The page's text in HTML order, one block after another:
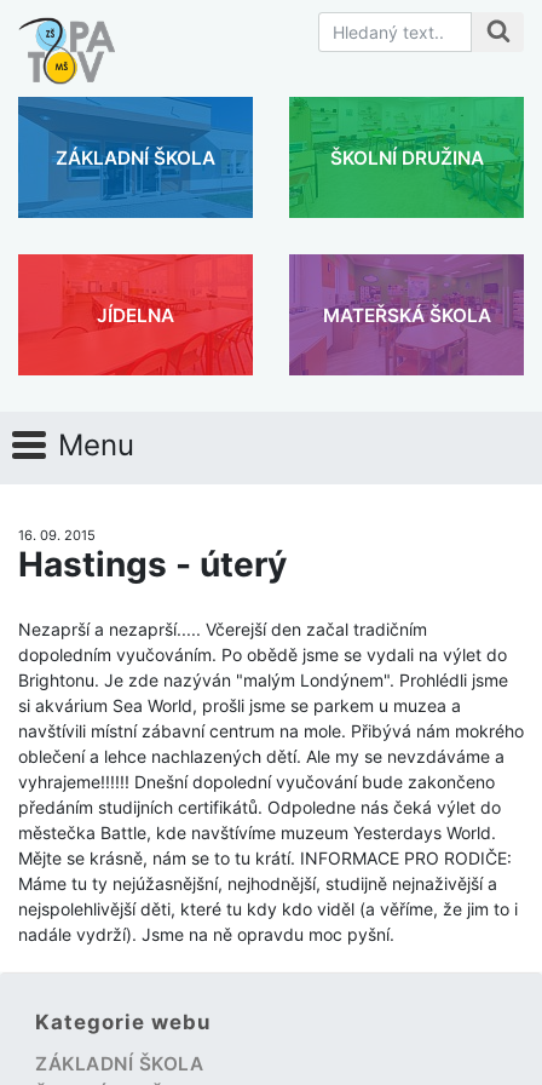
ZÁKLADNÍ ŠKOLA ŠKOLNÍ DRUŽINA
JÍDELNA MATEŘSKÁ ŠKOLA
Menu
16. 09. 2015
Hastings - úterý
Nezaprší a nezaprší..... Včerejší den začal tradičním
dopoledním vyučováním. Po obědě jsme se vydali na výlet do
Brightonu. Je zde nazýván "malým Londýnem". Prohlédli jsme
si akvárium Sea World, prošli jsme se parkem u muzea a
navštívili místní zábavní centrum na mole. Přibývá nám mokrého
oblečení a lehce nachlazených dětí. Ale my se nevzdáváme a
vyhrajeme!!!!!! Dnešní dopolední vyučování bude zakončeno
předáním studijních certifikátů. Odpoledne nás čeká výlet do
městečka Battle, kde navštívíme muzeum Yesterdays World.
Mějte se krásně, nám se to tu krátí. INFORMACE PRO RODIČE:
Máme tu ty nejúžasnějšní, nejhodnější, studijně nejnaživější a
nejspolehlivější děti, které tu kdy kdo viděl (a věříme, že jim to i
nadále vydrží). Jsme na ně opravdu moc pyšní.
Kategorie webu
ZÁKLADNÍ ŠKOLA